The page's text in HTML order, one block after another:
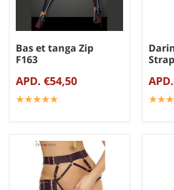
Bas et tanga Zip
F163
APD. €54,50
☆☆☆☆☆
★★★★★ ☆☆☆
★★★